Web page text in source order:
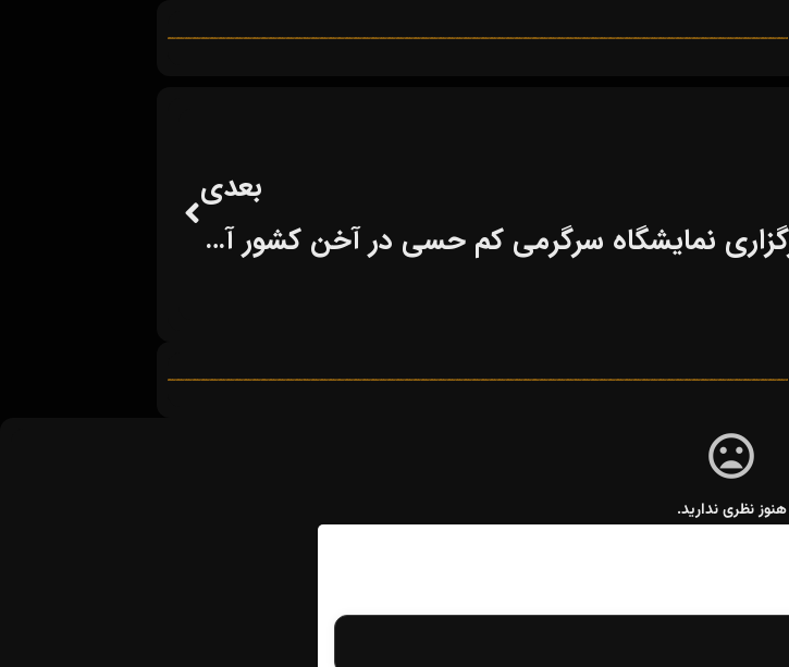
بعدی
برگزاری نمایشگاه سرگرمی کم حسی در آخن کشور آلمان
هنوز نظری ندارید.